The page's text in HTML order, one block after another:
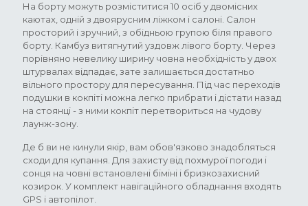
На борту можуть розміститися 10 осіб у двомісних
каютах, одній з двоярусним ліжком і салоні. Салон
просторий і зручний, з обідньою групою біля правого
борту. Камбуз витягнутий уздовж лівого борту. Через
порівняно невелику ширину човна необхідність у двох
штурвалах відпадає, зате залишається достатньо
вільного простору для пересування. Під час переходів
подушки в кокпіті можна легко прибрати і дістати назад
на стоянці - з ними кокпіт перетвориться на чудову
лаунж-зону.
Де б ви не кинули якір, вам обов'язково знадобляться
сходи для купання. Для захисту від похмурої погоди і
сонця на човні встановлені біміні і бризкозахисний
козирок. У комплект навігаційного обладнання входять
GPS і автопілот.